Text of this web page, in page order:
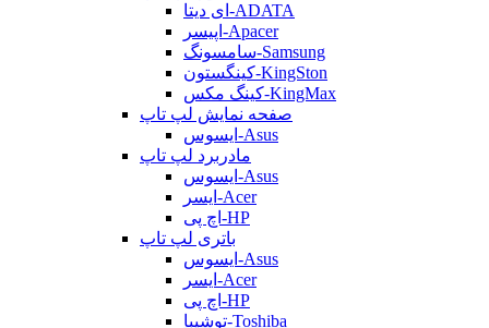
ای دیتا-ADATA
اپیسر-Apacer
سامسونگ-Samsung
کینگستون-KingSton
کینگ مکس-KingMax
صفحه نمایش لپ تاپ
ایسوس-Asus
مادربرد لپ تاپ
ایسوس-Asus
ایسر-Acer
اچ پی-HP
باتری لپ تاپ
ایسوس-Asus
ایسر-Acer
اچ پی-HP
توشیبا-Toshiba